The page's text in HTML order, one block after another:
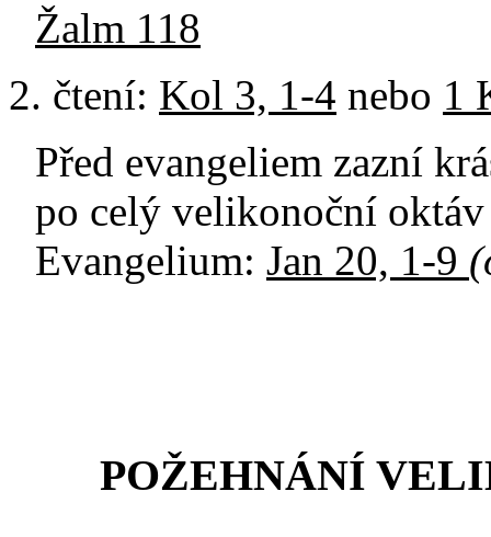
Žalm 118
čtení: Kol 3, 1-4 nebo 1
Před evangeliem zazní
po celý velikonoční oktáv
Evangelium: Jan 20, 1-9
POŽEHNÁNÍ